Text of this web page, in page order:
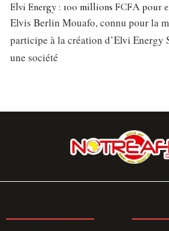
Elvi Energy : 100 millions FCFA pour
Elvis Berlin Mouafo, connu pour la
participe à la création d’Elvi Energy
une société